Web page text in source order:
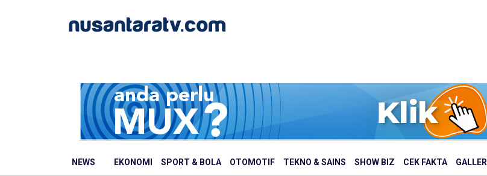
NEWS EKONOMI SPORT & BOLA OTOMOTIF TEKNO & SAINS SHOW BIZ CEK FAKTA GALLERI